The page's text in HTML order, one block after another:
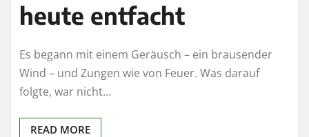
heute entfacht
Es begann mit einem Geräusch – ein brausender
Wind – und Zungen wie von Feuer. Was darauf
folgte, war nicht…
READ MORE